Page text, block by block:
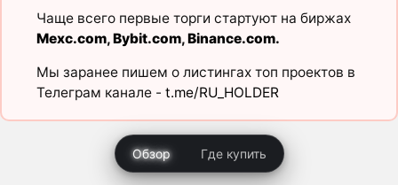
Чаще всего первые торги стартуют на биржах
Mexc.com,Bybit.com,Binance.com.
Мы заранее пишем о листингах топ проектов в
Телеграм канале - t.me/RU_HOLDER
Обзор Где купить